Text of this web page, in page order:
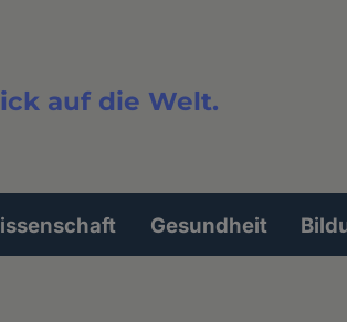
auf die Welt.
Gesundheit